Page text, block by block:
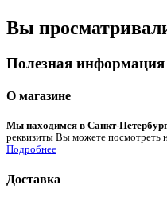
Вы
Полезная информация
О магазине
Мы находимся в Санкт-
реквизиты Вы можете посмотреть
Подробнее
Доставка